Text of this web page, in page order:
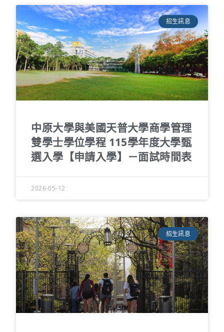
招生訊息
中原大學與美國天普大學商學管理
雙學士學位學程 115學年度大學甄
選入學【申請入學】－面試時間表
2026-05-12
招生訊息